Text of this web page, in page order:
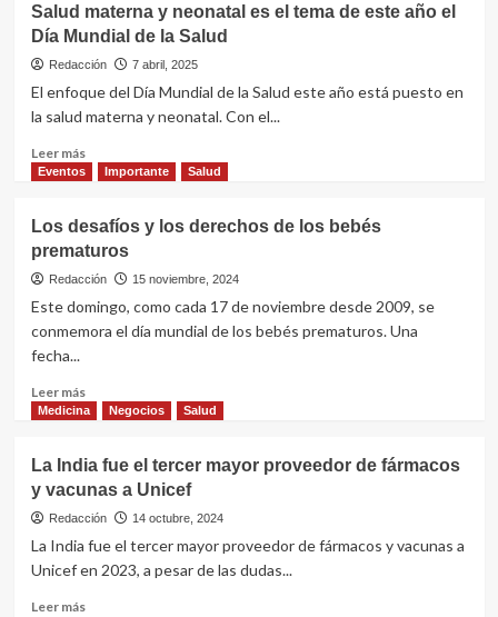
acelerar
la
erradicación
y
MSD
promueven
embarazo
y
maternidad
saludable
Salud materna y neonatal es el tema de este año el
Día Mundial de la Salud
Redacción 7 abril, 2025
El enfoque del Día Mundial de la Salud este año está puesto en
la salud materna y neonatal. Con el...
Leer másLeer
más
materna
y
neonatal
es
tema
año
el
Mundial
de
Eventos Importante Salud
Los desafíos y los derechos de los bebés
prematuros
Redacción 15 noviembre, 2024
Este domingo, como cada 17 de noviembre desde 2009, se
conmemora el día mundial de los bebés prematuros. Una
fecha...
Leer másLeer
más
desafíos
y
los
derechos
los
Medicina Negocios Salud
La India fue el tercer mayor proveedor de fármacos
y vacunas a Unicef
Redacción 14 octubre, 2024
La India fue el tercer mayor proveedor de fármacos y vacunas a
Unicef en 2023, a pesar de las dudas...
Leer másLeer